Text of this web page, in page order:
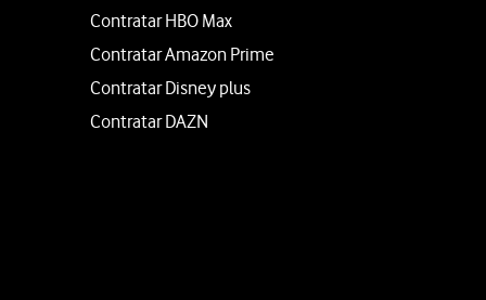
Contratar HBO Max
Contratar Amazon Prime
Contratar Disney plus
Contratar DAZN